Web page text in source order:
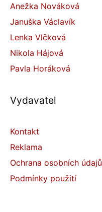
Anežka Nováková
Januška Václavík
Lenka Vlčková
Nikola Hájová
Pavla Horáková
Vydavatel
Kontakt
Reklama
Ochrana osobních údajů
Podmínky použití